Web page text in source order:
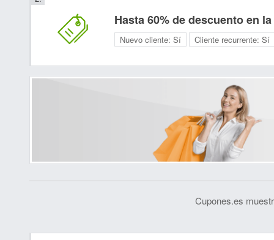
Hasta 60% de descuento en
Nuevo cliente: Sí Cliente recurrente: Sí
Cupones.es